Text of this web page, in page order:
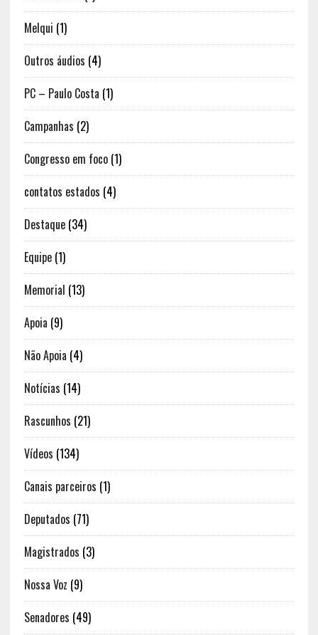
Melqui (1)
Outros áudios (4)
PC – Paulo Costa (1)
Campanhas (2)
Congresso em foco(1)
contatos estados (4)
Destaque(34)
Equipe(1)
Memorial (13)
Apoia (9)
Não Apoia (4)
Notícias (14)
Rascunhos (21)
Vídeos (134)
Canais parceiros (1)
Deputados (71)
Magistrados (3)
Nossa Voz (9)
Senadores (49)